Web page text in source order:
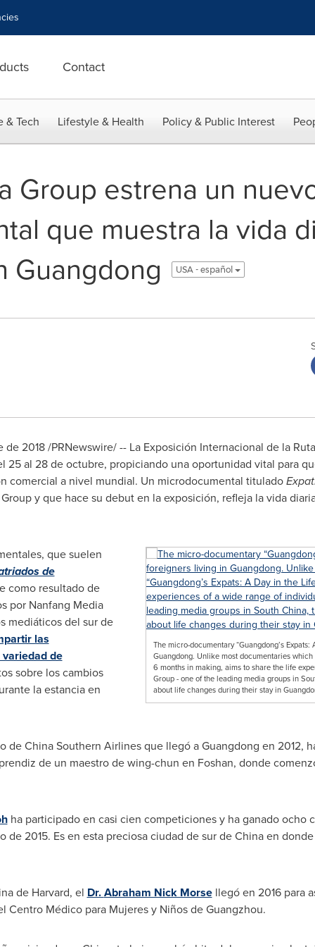
Contact
& Tech Lifestyle & Health Policy & Public Interest
Group estrena un
que muestra la vida
Guangdong
USA - español
de 2018 /PRNewswire/ -- La Exposición Internacional de la
25 al 28 de octubre, propiciando una oportunidad vital para
comercial a nivel mundial. Un microdocumental titulado
y que hace su debut en la exposición, refleja la vida
The micro-documentary “Guangdong’s
Guangdong. Unlike most documentaries which
6 months in making, aims to share the life
Group - one of the leading media groups in
about life changes during their stay in
que suelen
de
como resultado de
por Nanfang Media
mediáticos del sur de
las
de
sobre los cambios
la estancia en
de China Southern Airlines que llegó aGuangdong en 2012,
de un maestro de wing-chun en Foshan, donde
ha participado en casi cien competiciones y ha ganado ocho
de 2015. Es en esta preciosa ciudad de sur deChinaen donde
de Harvard, el Dr.Abraham Nick Morsellegó en 2016 para
Centro Médico para Mujeres y Niños deGuangzhou.